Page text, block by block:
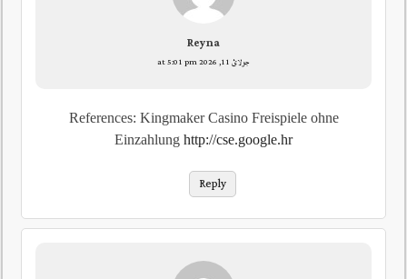
Reyna
جولائ 11, 2026 at 5:01 pm
References: Kingmaker Casino Freispiele ohne
Einzahlung http://cse.google.hr
Reply